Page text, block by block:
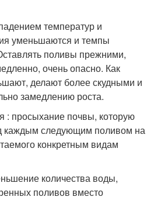
температур и
уменьшаются и темпы
поливы прежними,
очень опасно. Как
делают более скудными и
замедлению роста.
: просыхание почвы, которую
каждым следующим поливом на
конкретным видам
количества воды,
поливов вместо